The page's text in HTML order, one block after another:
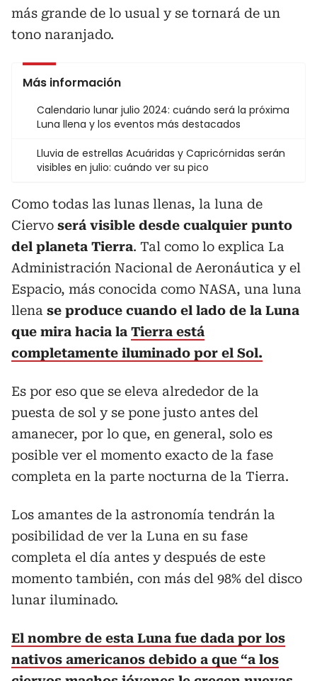
más grande de lo usual y se tornará de un
tono naranjado.
Más información
Calendario lunar julio 2024: cuándo será la próxima
Luna llena y los eventos más destacados
Lluvia de estrellas Acuáridas y Capricórnidas serán
visibles en julio: cuándo ver su pico
Como todas las lunas llenas, la luna de
Ciervo será visible desde cualquier punto
del planeta Tierra. Tal como lo explica La
Administración Nacional de Aeronáutica y el
Espacio, más conocida como NASA, una luna
llena se produce cuando el lado de la Luna
que mira hacia la Tierra está
completamente iluminado por el Sol.
Es por eso que se eleva alrededor de la
puesta de sol y se pone justo antes del
amanecer, por lo que, en general, solo es
posible ver el momento exacto de la fase
completa en la parte nocturna de la Tierra.
Los amantes de la astronomía tendrán la
posibilidad de ver la Luna en su fase
completa el día antes y después de este
momento también, con más del 98% del disco
lunar iluminado.
El nombre de esta Luna fue dada por los
nativos americanos debido a que “a los